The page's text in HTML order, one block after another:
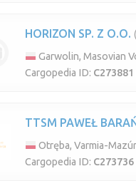
HORIZON SP. Z O.O.
Garwolin, Masovian
Cargopedia ID: C273881
TTSM PAWEŁ
Otręba, Varmia-
Cargopedia ID: C273736